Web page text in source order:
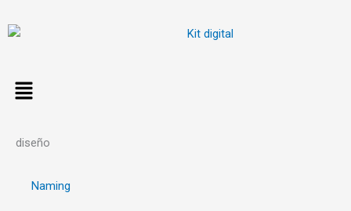
diseño
Naming